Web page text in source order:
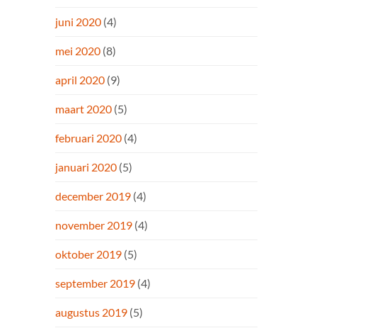
juni 2020 (4)
mei 2020 (8)
april 2020 (9)
maart 2020 (5)
februari 2020 (4)
januari 2020 (5)
december 2019 (4)
november 2019 (4)
oktober 2019 (5)
september 2019 (4)
augustus 2019 (5)